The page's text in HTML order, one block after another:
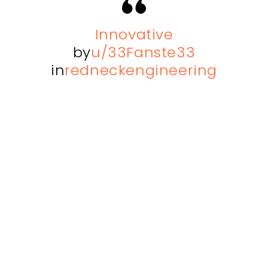
Innovative
byu/33Fanste33
inredneckengineering